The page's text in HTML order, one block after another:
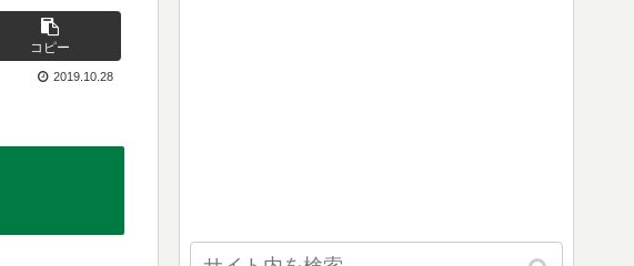
コピー
2019.10.28